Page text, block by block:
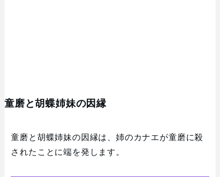
童磨と胡蝶姉妹の因縁
童磨と胡蝶姉妹の因縁は、姉のカナエが童磨に殺
されたことに端を発します。